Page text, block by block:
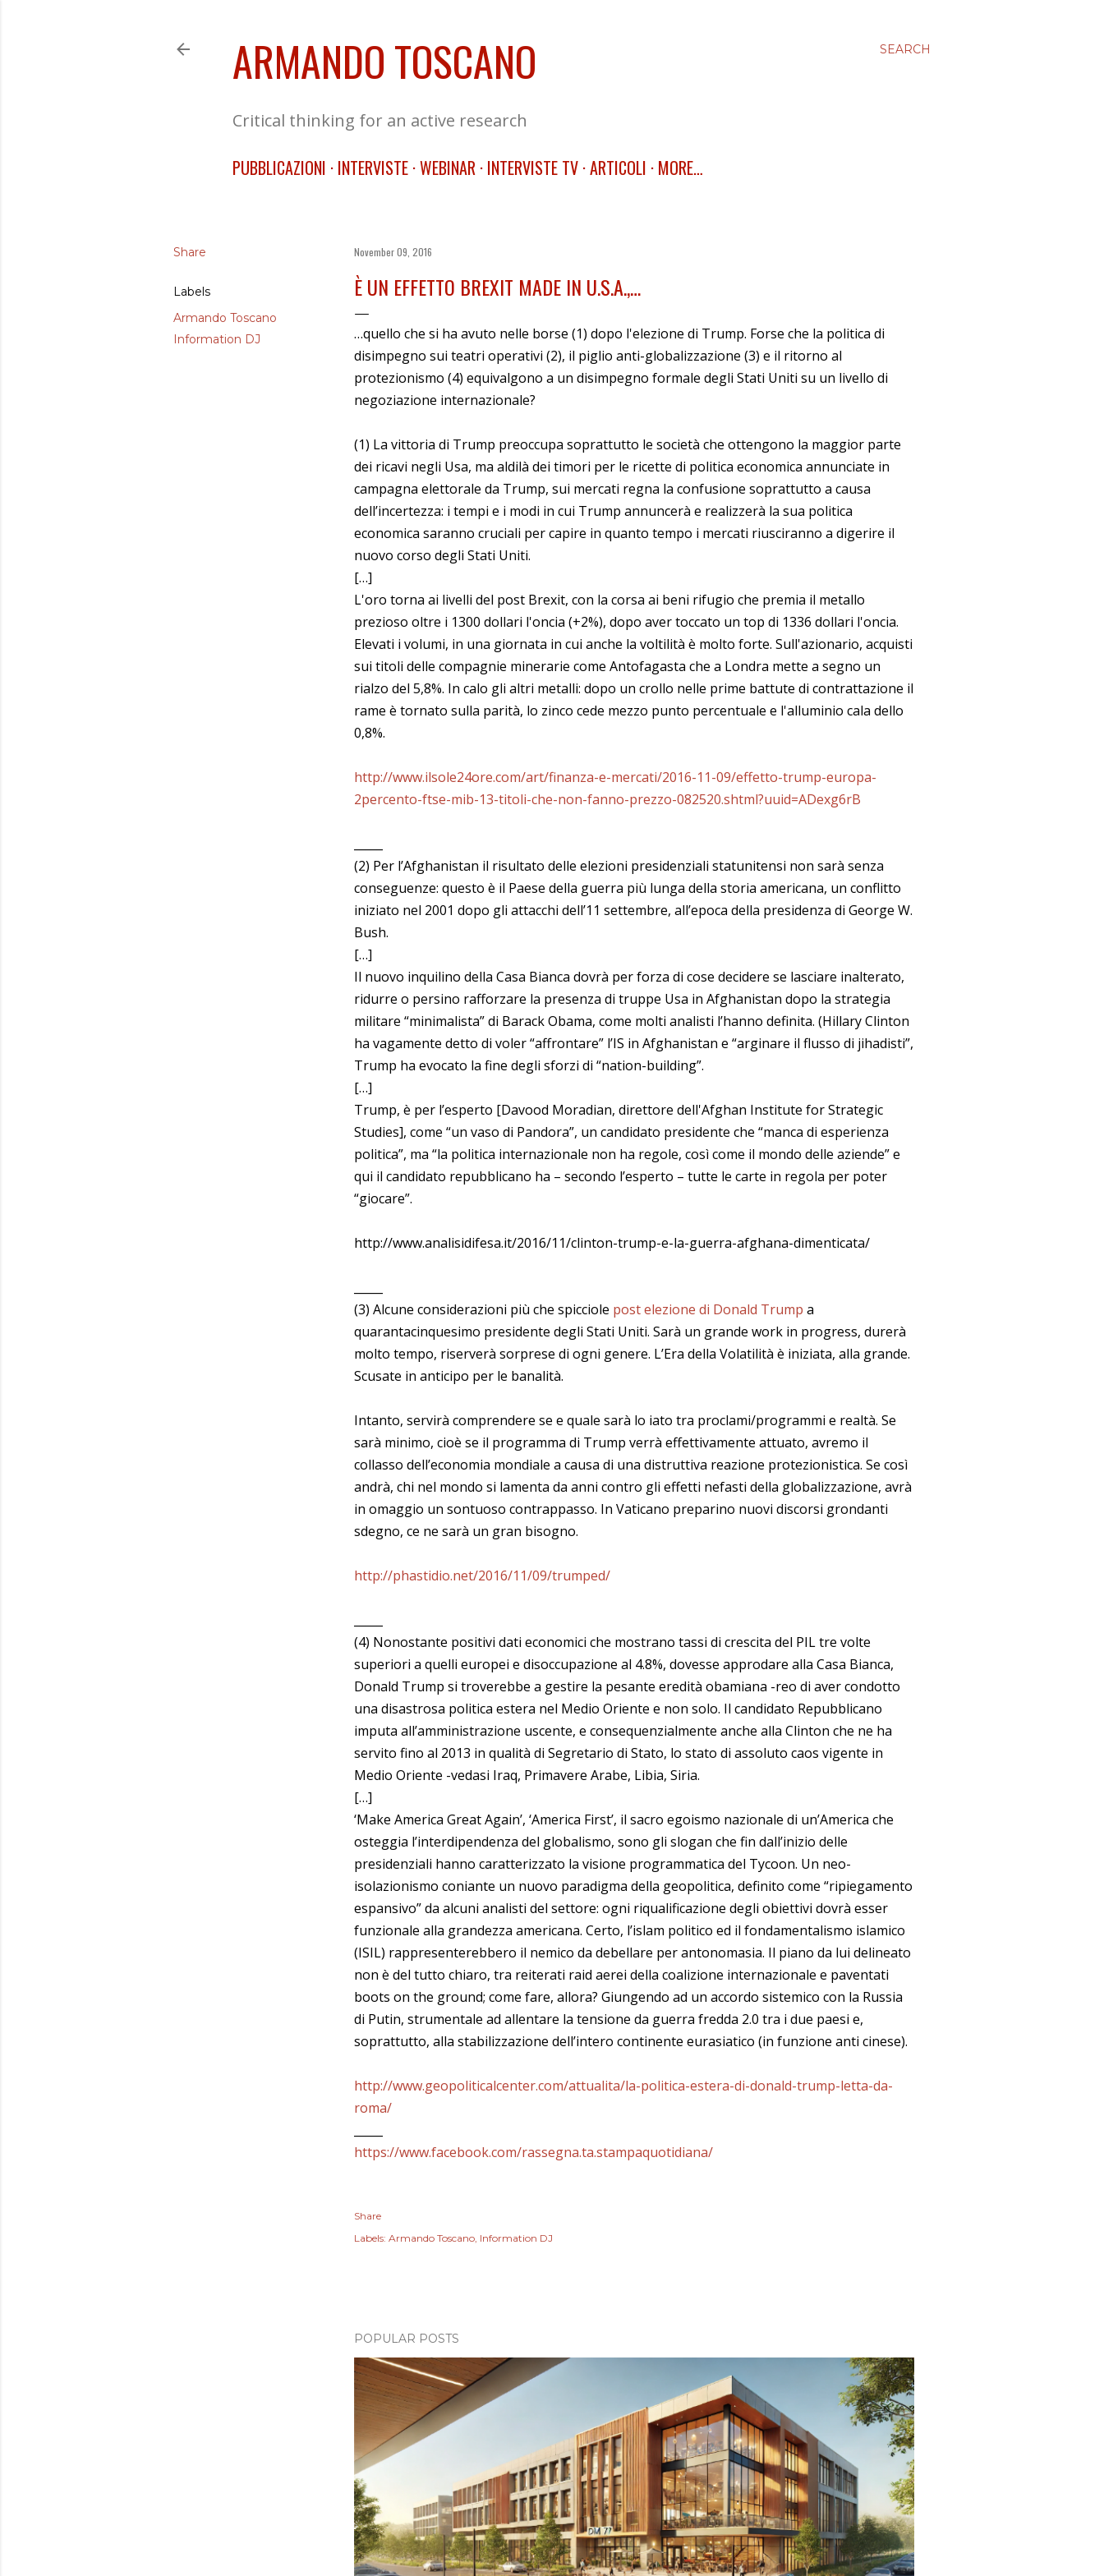
SEARCH
ARMANDO TOSCANO
Critical thinking for an active research
PUBBLICAZIONI INTERVISTE WEBINAR INTERVISTE TV ARTICOLI MORE…
Share
Labels
Armando Toscano
Information DJ
November 09, 2016
È UN EFFETTO BREXIT MADE IN U.S.A.,…
…quello che si ha avuto nelle borse (1) dopo l'elezione di Trump. Forse che la politica di
disimpegno sui teatri operativi (2), il piglio anti-globalizzazione (3) e il ritorno al
protezionismo (4) equivalgono a un disimpegno formale degli Stati Uniti su un livello di
negoziazione internazionale?
(1) La vittoria di Trump preoccupa soprattutto le società che ottengono la maggior parte
dei ricavi negli Usa, ma aldilà dei timori per le ricette di politica economica annunciate in
campagna elettorale da Trump, sui mercati regna la confusione soprattutto a causa
dell’incertezza: i tempi e i modi in cui Trump annuncerà e realizzerà la sua politica
economica saranno cruciali per capire in quanto tempo i mercati riusciranno a digerire il
nuovo corso degli Stati Uniti.
[…]
L'oro torna ai livelli del post Brexit, con la corsa ai beni rifugio che premia il metallo
prezioso oltre i 1300 dollari l'oncia (+2%), dopo aver toccato un top di 1336 dollari l'oncia.
Elevati i volumi, in una giornata in cui anche la voltilità è molto forte. Sull'azionario, acquisti
sui titoli delle compagnie minerarie come Antofagasta che a Londra mette a segno un
rialzo del 5,8%. In calo gli altri metalli: dopo un crollo nelle prime battute di contrattazione il
rame è tornato sulla parità, lo zinco cede mezzo punto percentuale e l'alluminio cala dello
0,8%.
http://www.ilsole24ore.com/art/finanza-e-mercati/2016-11-09/effetto-trump-europa-
2percento-ftse-mib-13-titoli-che-non-fanno-prezzo-082520.shtml?uuid=ADexg6rB
(2) Per l’Afghanistan il risultato delle elezioni presidenziali statunitensi non sarà senza
conseguenze: questo è il Paese della guerra più lunga della storia americana, un conflitto
iniziato nel 2001 dopo gli attacchi dell’11 settembre, all’epoca della presidenza di George W.
Bush.
[…]
Il nuovo inquilino della Casa Bianca dovrà per forza di cose decidere se lasciare inalterato,
ridurre o persino rafforzare la presenza di truppe Usa in Afghanistan dopo la strategia
militare “minimalista” di Barack Obama, come molti analisti l’hanno definita. (Hillary Clinton
ha vagamente detto di voler “affrontare” l’IS in Afghanistan e “arginare il flusso di jihadisti”,
Trump ha evocato la fine degli sforzi di “nation-building”.
[…]
Trump, è per l’esperto [Davood Moradian, direttore dell'Afghan Institute for Strategic
Studies], come “un vaso di Pandora”, un candidato presidente che “manca di esperienza
politica”, ma “la politica internazionale non ha regole, così come il mondo delle aziende” e
qui il candidato repubblicano ha – secondo l’esperto – tutte le carte in regola per poter
“giocare”.
http://www.analisidifesa.it/2016/11/clinton-trump-e-la-guerra-afghana-dimenticata/
(3) Alcune considerazioni più che spicciole post elezione di Donald Trump a
quarantacinquesimo presidente degli Stati Uniti. Sarà un grande work in progress, durerà
molto tempo, riserverà sorprese di ogni genere. L’Era della Volatilità è iniziata, alla grande.
Scusate in anticipo per le banalità.
Intanto, servirà comprendere se e quale sarà lo iato tra proclami/programmi e realtà. Se
sarà minimo, cioè se il programma di Trump verrà effettivamente attuato, avremo il
collasso dell’economia mondiale a causa di una distruttiva reazione protezionistica. Se così
andrà, chi nel mondo si lamenta da anni contro gli effetti nefasti della globalizzazione, avrà
in omaggio un sontuoso contrappasso. In Vaticano preparino nuovi discorsi grondanti
sdegno, ce ne sarà un gran bisogno.
http://phastidio.net/2016/11/09/trumped/
(4) Nonostante positivi dati economici che mostrano tassi di crescita del PIL tre volte
superiori a quelli europei e disoccupazione al 4.8%, dovesse approdare alla Casa Bianca,
Donald Trump si troverebbe a gestire la pesante eredità obamiana -reo di aver condotto
una disastrosa politica estera nel Medio Oriente e non solo. Il candidato Repubblicano
imputa all’amministrazione uscente, e consequenzialmente anche alla Clinton che ne ha
servito fino al 2013 in qualità di Segretario di Stato, lo stato di assoluto caos vigente in
Medio Oriente -vedasi Iraq, Primavere Arabe, Libia, Siria.
[…]
‘Make America Great Again’, ‘America First’, il sacro egoismo nazionale di un’America che
osteggia l’interdipendenza del globalismo, sono gli slogan che fin dall’inizio delle
presidenziali hanno caratterizzato la visione programmatica del Tycoon. Un neo-
isolazionismo coniante un nuovo paradigma della geopolitica, definito come “ripiegamento
espansivo” da alcuni analisti del settore: ogni riqualificazione degli obiettivi dovrà esser
funzionale alla grandezza americana. Certo, l’islam politico ed il fondamentalismo islamico
(ISIL) rappresenterebbero il nemico da debellare per antonomasia. Il piano da lui delineato
non è del tutto chiaro, tra reiterati raid aerei della coalizione internazionale e paventati
boots on the ground; come fare, allora? Giungendo ad un accordo sistemico con la Russia
di Putin, strumentale ad allentare la tensione da guerra fredda 2.0 tra i due paesi e,
soprattutto, alla stabilizzazione dell’intero continente eurasiatico (in funzione anti cinese).
http://www.geopoliticalcenter.com/attualita/la-politica-estera-di-donald-trump-letta-da-
roma/
https://www.facebook.com/rassegna.ta.stampaquotidiana/
Share
Labels: Armando Toscano Information DJ
POPULAR POSTS